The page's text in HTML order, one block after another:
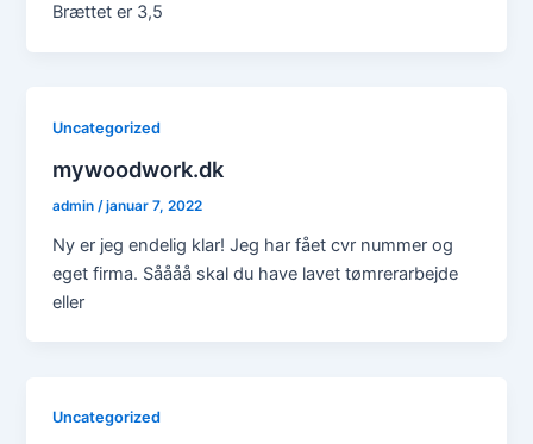
Brættet er 3,5
Uncategorized
mywoodwork.dk
admin /januar 7, 2022
Ny er jeg endelig klar! Jeg har fået cvr nummer og
eget firma. Såååå skal du have lavet tømrerarbejde
eller
Uncategorized